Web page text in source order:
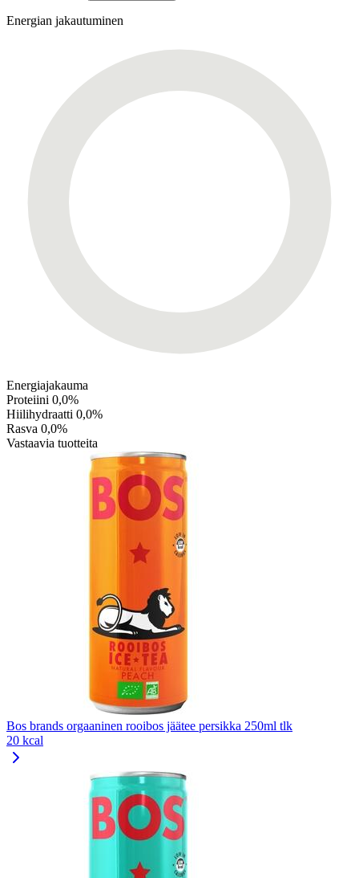
Energian jakautuminen
Energiajakauma
Proteiini 0,0%
Hiilihydraatti 0,0%
Rasva 0,0%
Vastaavia tuotteita
Bos brands orgaaninen rooibos jäätee persikka 250ml tlk
20 kcal